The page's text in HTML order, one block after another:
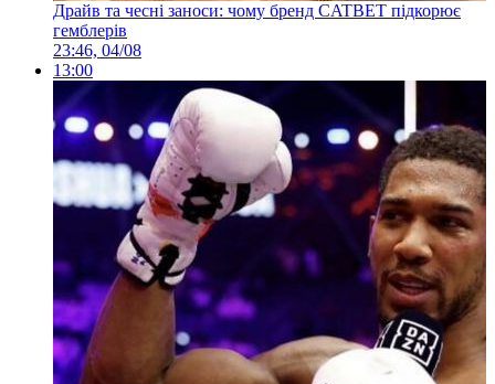
Драйв та чесні заноси: чому бренд CATBET підкорює
гемблерів
23:46, 04/08
13:00